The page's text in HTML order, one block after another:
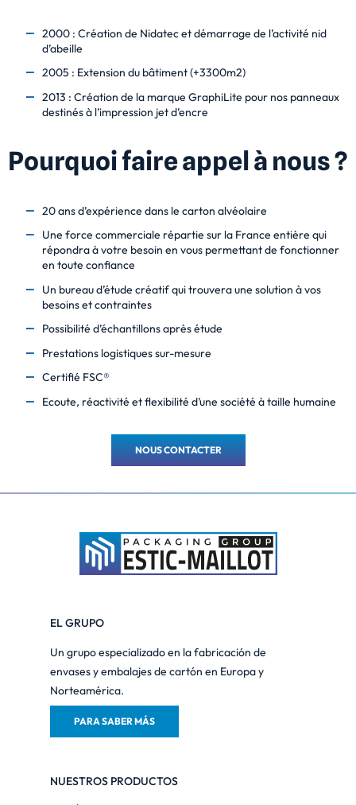
2000 : Création de Nidatec et démarrage de l’activité nid
d’abeille
2005 : Extension du bâtiment (+3300m2)
2013 : Création de la marque GraphiLite pour nos panneaux
destinés à l’impression jet d’encre
Pourquoi faire appel à nous ?
20 ans d’expérience dans le carton alvéolaire
Une force commerciale répartie sur la France entière qui
répondra à votre besoin en vous permettant de fonctionner
en toute confiance
Un bureau d’étude créatif qui trouvera une solution à vos
besoins et contraintes
Possibilité d’échantillons après étude
Prestations logistiques sur-mesure
Certifié FSC®
Ecoute, réactivité et flexibilité d’une société à taille humaine
NOUS CONTACTER
EL GRUPO
Un grupo especializado en la fabricación de
envases y embalajes de cartón en Europa y
Norteamérica.
PARA SABER MÁS
NUESTROS PRODUCTOS